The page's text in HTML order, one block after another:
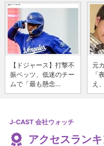
【ドジャース】打撃不
振ベッツ、低迷のチー
ムで「最も懸念...
元
「
え
J-CAST 会社ウォッチ
アクセスラン